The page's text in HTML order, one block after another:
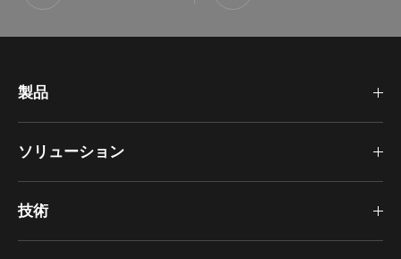
製品
ソリューション
技術